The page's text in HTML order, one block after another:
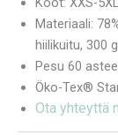
Materiaali:
hiilikuitu, 300
Pesu 60
Öko-Tex®
Ota yhteyttä